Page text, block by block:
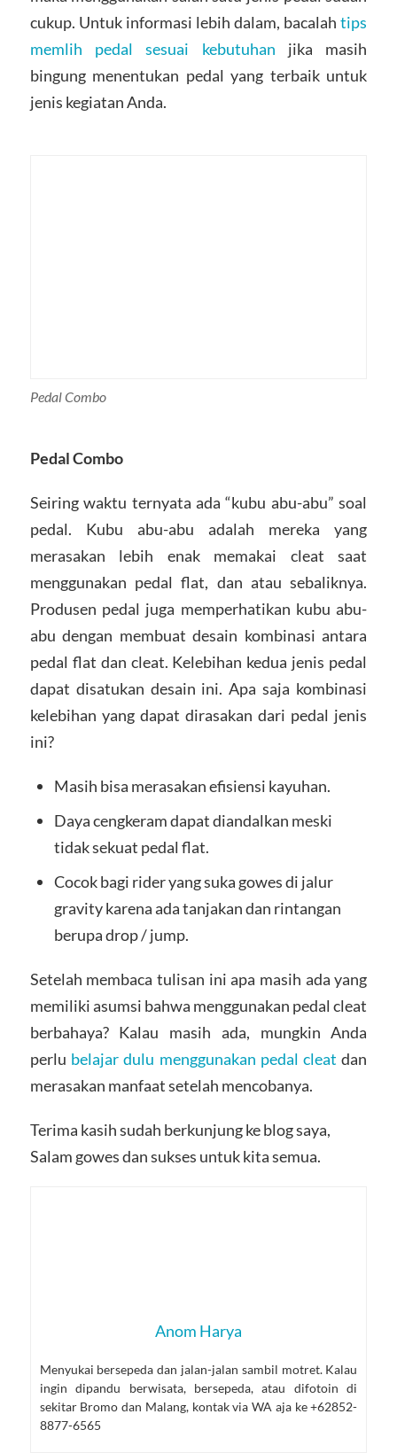
cukup. Untuk informasi lebih dalam, bacalahtips
memlih pedal sesuai kebutuhan jika masih
bingung menentukan pedal yang terbaik untuk
jenis kegiatan Anda.
Pedal Combo
Pedal Combo
Seiring waktu ternyata ada “kubu abu-abu” soal
pedal. Kubu abu-abu adalah mereka yang
merasakan lebih enak memakai cleat saat
menggunakan pedal flat, dan atau sebaliknya.
Produsen pedal juga memperhatikan kubu abu-
abu dengan membuat desain kombinasi antara
pedal flat dan cleat. Kelebihan kedua jenis pedal
dapat disatukan desain ini. Apa saja kombinasi
kelebihan yang dapat dirasakan dari pedal jenis
ini?
Masih bisa merasakan efisiensi kayuhan.
Daya cengkeram dapat diandalkan meski
tidak sekuat pedal flat.
Cocok bagi rider yang suka gowes di jalur
gravity karena ada tanjakan dan rintangan
berupa drop / jump.
Setelah membaca tulisan ini apa masih ada yang
memiliki asumsi bahwa menggunakan pedal cleat
berbahaya? Kalau masih ada, mungkin Anda
perlu belajar dulu menggunakan pedal cleat dan
merasakan manfaat setelah mencobanya.
Terima kasih sudah berkunjung ke blog saya,
Salam gowes dan sukses untuk kita semua.
Anom Harya
Menyukai bersepeda dan jalan-jalan sambil motret. Kalau
ingin dipandu berwisata, bersepeda, atau difotoin di
sekitar Bromo dan Malang, kontak via WA aja ke +62852-
8877-6565